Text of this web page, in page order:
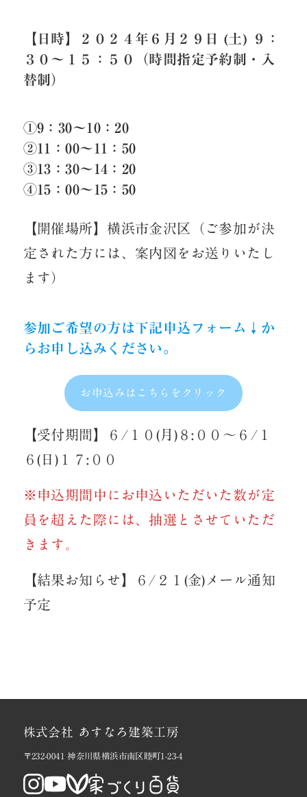
【日時】２０２４年６月２９日 (土) ９：
３０～１５：５０（時間指定予約制・入
替制）
①9：30～10：20
②11：00～11：50
③13：30～14：20
④15：00～15：50
【開催場所】横浜市金沢区（ご参加が決
定された方には、案内図をお送りいたし
ます）
参加ご希望の方は下記申込フォーム↓か
らお申し込みください。
お申込みはこちらをクリック
【受付期間】６/１０(月)８:００～６/１
６(日)１７:００
※申込期間中にお申込いただいた数が定
員を超えた際には、抽選とさせていただ
きます。
【結果お知らせ】６/２１(金)メール通知
予定
株式会社 あすなろ建築工房
〒232-0041 神奈川県横浜市南区睦町1-23-4